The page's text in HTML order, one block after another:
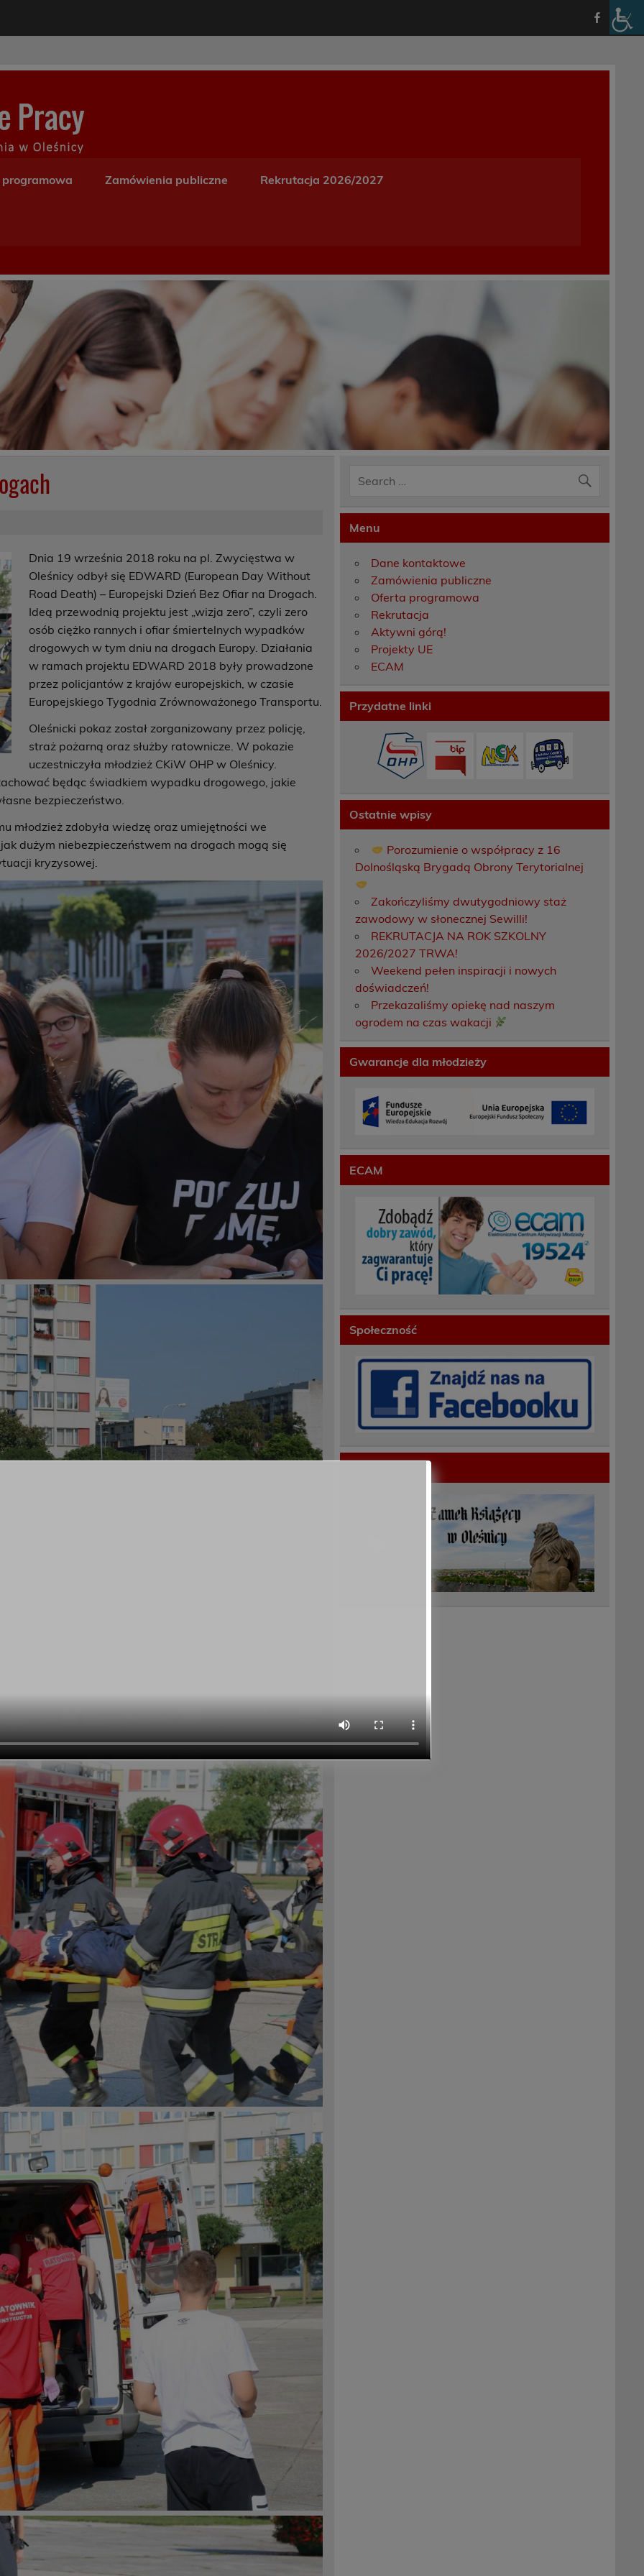
Zamówienia publiczne Rekrutacja 2026/2027
Dnia 19 września 2018 roku na pl. Zwycięstwa w
Oleśnicy odbył się EDWARD (European Day Without
Road Death) – Europejski Dzień Bez Ofiar na Drogach.
Ideą przewodnią projektu jest „wizja zero”, czyli zero
osób ciężko rannych i ofiar śmiertelnych wypadków
drogowych w tym dniu na drogach Europy. Działania
w ramach projektu EDWARD 2018 były prowadzone
przez policjantów z krajów europejskich, w czasie
Europejskiego Tygodnia Zrównoważonego Transportu.
Oleśnicki pokaz został zorganizowany przez policję,
straż pożarną oraz służby ratownicze. W pokazie
uczestniczyła młodzież CKiW OHP w Oleśnicy.
będąc świadkiem wypadku drogowego, jakie
bezpieczeństwo.
młodzież zdobyła wiedzę oraz umiejętności we
dużym niebezpieczeństwem na drogach mogą się
kryzysowej.
Menu
Dane kontaktowe
Zamówienia publiczne
Oferta programowa
Rekrutacja
Aktywni górą!
Projekty UE
ECAM
Przydatne linki
Ostatnie wpisy
Porozumienie o współpracy z 16
Dolnośląską Brygadą Obrony Terytorialnej
Zakończyliśmy dwutygodniowy staż
zawodowy w słonecznej Sewilli!
REKRUTACJA NA ROK SZKOLNY
2026/2027 TRWA!
Weekend pełen inspiracji i nowych
doświadczeń!
Przekazaliśmy opiekę nad naszym
ogrodem na czas wakacji
Gwarancje dla młodzieży
ECAM
Społeczność